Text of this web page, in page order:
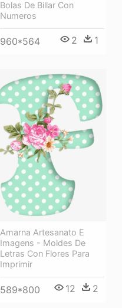
Bolas De Billar Con
Numeros
960*564 2 1
Amarna Artesanato E
Imagens - Moldes De
Letras Con Flores Para
Imprimir
589*800 12 2